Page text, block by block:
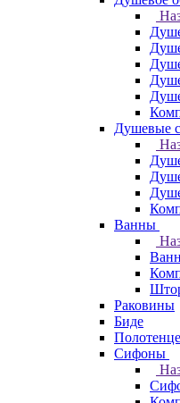
Душевые
Ванны
Раковины
Биде
Сифоны